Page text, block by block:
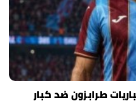
طرابزون ضد كبار